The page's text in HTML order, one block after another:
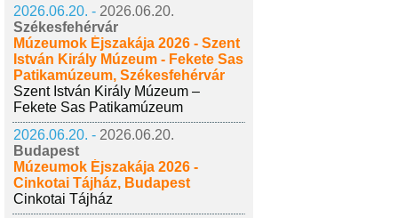
2026.06.20. - 2026.06.20.
Székesfehérvár
Múzeumok Éjszakája 2026 - Szent
István Király Múzeum - Fekete Sas
Patikamúzeum, Székesfehérvár
Szent István Király Múzeum –
Fekete Sas Patikamúzeum
2026.06.20. - 2026.06.20.
Budapest
Múzeumok Éjszakája 2026 -
Cinkotai Tájház, Budapest
Cinkotai Tájház